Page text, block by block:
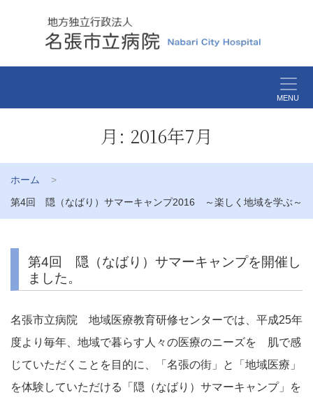
MENU
月: 2016年7月
ホーム
第4回 隠（なばり）サマーキャンプ2016 ～楽しく地域を学ぶ～
第4回 隠（なばり）サマーキャンプを開催し
ました。
名張市立病院 地域医療教育研修センターでは、平成25年
度より毎年、地域で暮らす人々の医療のニーズを 肌で感
じていただくことを目的に、「名張の街」と「地域医療」
を体験していただける「隠（なばり）サマーキャンプ」を